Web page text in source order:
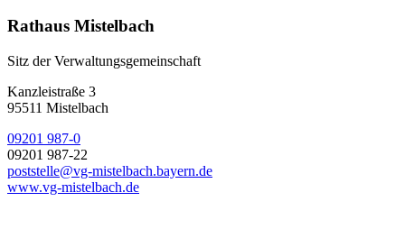
Rathaus Mistelbach
Sitz der Verwaltungsgemeinschaft
Kanzleistraße 3
95511 Mistelbach
09201 987-0
09201 987-22
poststelle@vg-mistelbach.bayern.de
www.vg-mistelbach.de